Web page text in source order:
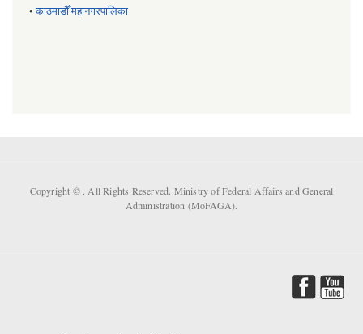
•काठमाडौँ महानगरपालिका
Copyright © . All Rights Reserved. Ministry of Federal Affairs and General
Administration (MoFAGA).